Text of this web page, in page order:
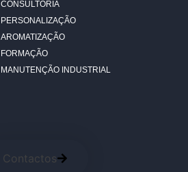
CONSULTORIA
PERSONALIZAÇÃO
AROMATIZAÇÃO
FORMAÇÃO
MANUTENÇÃO INDUSTRIAL
Contactos